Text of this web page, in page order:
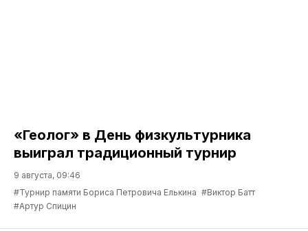
«Геолог» в День физкультурника
выиграл традиционный турнир
9 августа, 09:46
#Турнир памяти Бориса Петровича Елькина #Виктор Батт
#Артур Спицин